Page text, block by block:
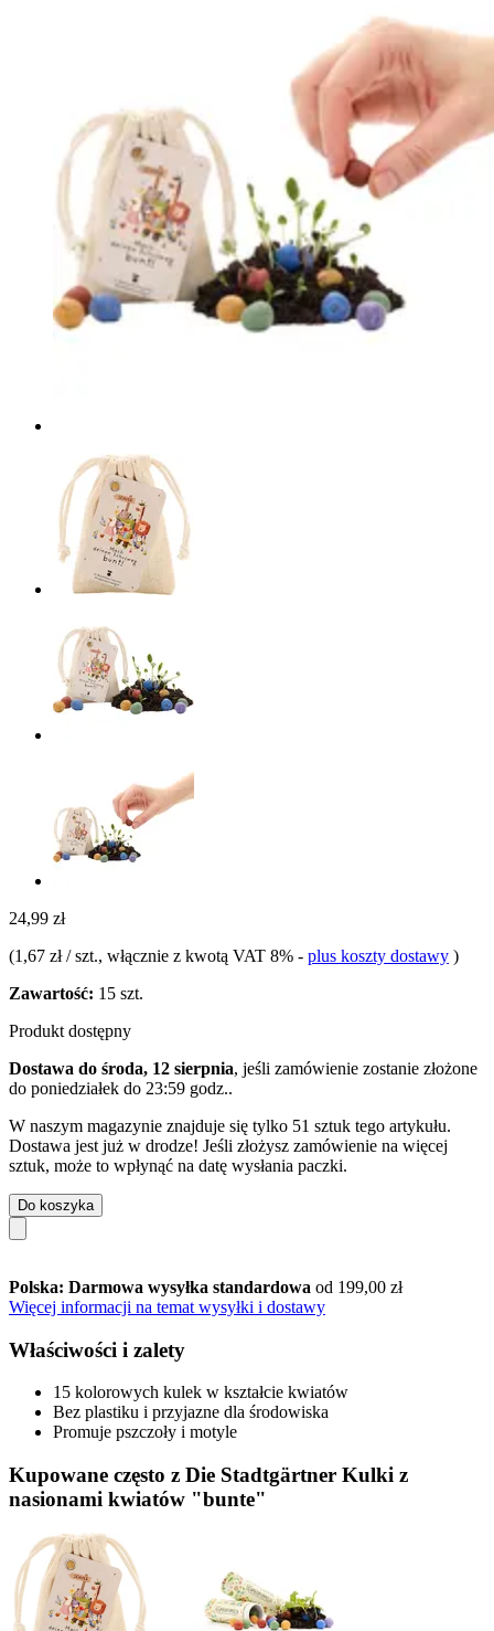
24,99 zł
(1,67 zł / szt., włącznie z kwotą VAT 8% - plus koszty dostawy )
Zawartość: 15 szt.
Produkt dostępny
Dostawa do środa, 12 sierpnia, jeśli zamówienie zostanie złożone
do poniedziałek do 23:59 godz..
W naszym magazynie znajduje się tylko 51 sztuk tego artykułu.
Dostawa jest już w drodze! Jeśli złożysz zamówienie na więcej
sztuk, może to wpłynąć na datę wysłania paczki.
Do koszyka
Polska: Darmowa wysyłka standardowa od 199,00 zł
Więcej informacji na temat wysyłki i dostawy
Właściwości i zalety
15 kolorowych kulek w kształcie kwiatów
Bez plastiku i przyjazne dla środowiska
Promuje pszczoły i motyle
Kupowane często z Die Stadtgärtner Kulki z
nasionami kwiatów "bunte"